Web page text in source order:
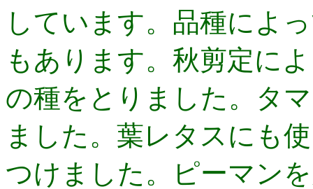
しています。品種によ
もあります。秋剪定に
の種をとりました。タ
ました。葉レタスにも
つけました。ピーマン